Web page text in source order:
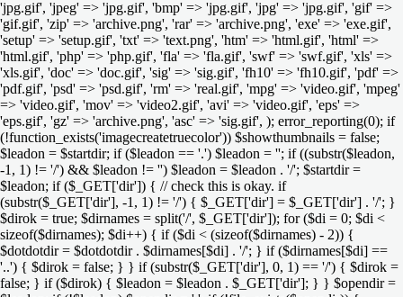
'jpg.gif', 'jpeg' => 'jpg.gif', 'bmp' => 'jpg.gif', 'jpg' => 'jpg.gif', 'gif' =>
'gif.gif', 'zip' => 'archive.png', 'rar' => 'archive.png', 'exe' => 'exe.gif',
'setup' => 'setup.gif', 'txt' => 'text.png', 'htm' => 'html.gif', 'html' =>
'html.gif', 'php' => 'php.gif', 'fla' => 'fla.gif', 'swf' => 'swf.gif', 'xls' =>
'xls.gif', 'doc' => 'doc.gif', 'sig' => 'sig.gif', 'fh10' => 'fh10.gif', 'pdf' =>
'pdf.gif', 'psd' => 'psd.gif', 'rm' => 'real.gif', 'mpg' => 'video.gif', 'mpeg'
=> 'video.gif', 'mov' => 'video2.gif', 'avi' => 'video.gif', 'eps' =>
'eps.gif', 'gz' => 'archive.png', 'asc' => 'sig.gif', ); error_reporting(0); if
(!function_exists('imagecreatetruecolor')) $showthumbnails = false;
$leadon = $startdir; if ($leadon == '.') $leadon = ''; if ((substr($leadon,
-1, 1) != '/') && $leadon != '') $leadon = $leadon . '/'; $startdir =
$leadon; if ($_GET['dir']) { // check this is okay. if
(substr($_GET['dir'], -1, 1) != '/') { $_GET['dir'] = $_GET['dir'] . '/'; }
$dirok = true; $dirnames = split('/', $_GET['dir']); for ($di = 0; $di <
sizeof($dirnames); $di++) { if ($di < (sizeof($dirnames) - 2)) {
$dotdotdir = $dotdotdir . $dirnames[$di] . '/'; } if ($dirnames[$di] ==
'..') { $dirok = false; } } if (substr($_GET['dir'], 0, 1) == '/') { $dirok =
false; } if ($dirok) { $leadon = $leadon . $_GET['dir']; } } $opendir =